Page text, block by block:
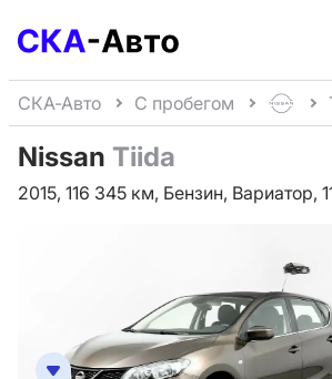
СКА-Авто С пробегом
Nissan Tiida
2015, 116 345 км, Бензин, Вариатор,